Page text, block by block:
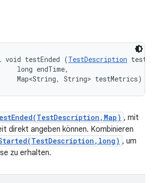
testEnded (TestDescription
long endTime,
Map<String, String> testMetrics)
, mit
direkt angeben können. Kombinieren
, um
zu erhalten.